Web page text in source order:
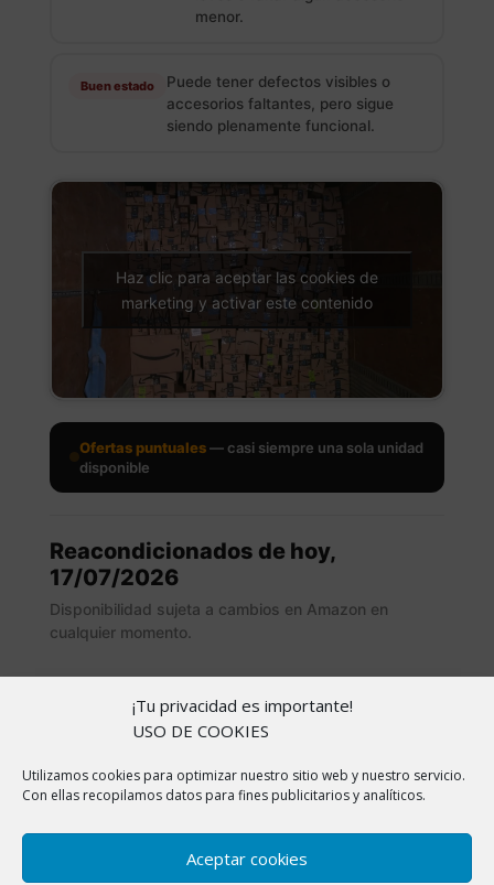
¡Tu privacidad es importante!
USO DE COOKIES
Utilizamos cookies para optimizar nuestro sitio web y nuestro servicio.
Con ellas recopilamos datos para fines publicitarios y analíticos.
Aceptar cookies
menor.
Buen estado
Puede tener defectos visibles o
accesorios faltantes, pero sigue
siendo plenamente funcional.
Haz clic para aceptar las cookies de
marketing y activar este contenido
Ofertas puntuales— casi siempre una sola unidad
disponible
Reacondicionados de hoy,
17/07/2026
Disponibilidad sujeta a cambios en Amazon en
cualquier momento.
Copyright © 2026 |Aviso Legal|Política de
cookies|Política de Privacidad|Sobre nosotros
En ChollitosChollazos.com participamos en programas
de afiliación de AliExpress, Amazon y otras